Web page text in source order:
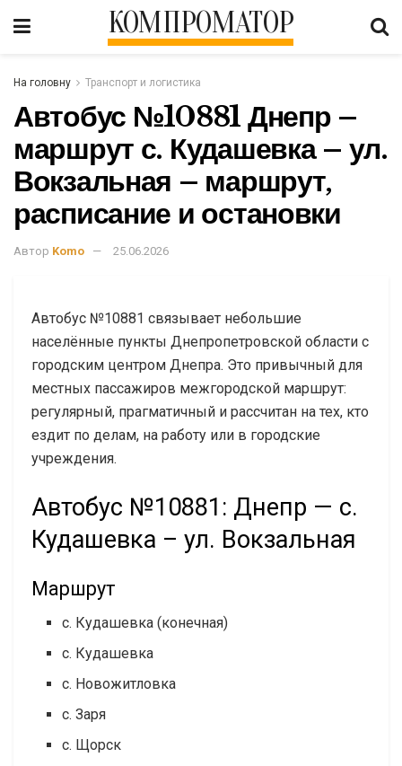
КОМПРОМАТОР
На головну Транспорт и логистика
Автобус №10881 Днепр –
маршрут с. Кудашевка – ул.
Вокзальная – маршрут,
расписание и остановки
Автор Komo 25.06.2026
Автобус №10881 связывает небольшие
населённые пункты Днепропетровской области с
городским центром Днепра. Это привычный для
местных пассажиров межгородской маршрут:
регулярный, прагматичный и рассчитан на тех, кто
ездит по делам, на работу или в городские
учреждения.
Автобус №10881: Днепр — с.
Кудашевка – ул. Вокзальная
Маршрут
с. Кудашевка (конечная)
с. Кудашевка
с. Новожитловка
с. Заря
с. Щорск